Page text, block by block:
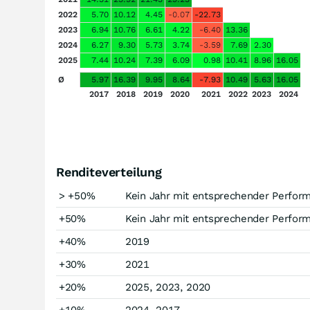
2022
5.70 10.12 4.45 -0.07 -22.73
2023
6.94 10.76 6.61 4.22 -6.40 13.36
2024
6.27 9.30 5.73 3.74 -3.59 7.69
2.30
2025
7.44 10.24 7.39 6.09 0.98 10.41 8.96 16.05
Ø
5.97 16.39 9.95 8.64 -7.93 10.49 5.63 16.05
2017
2018 2019 2020 2021 2022 2023 2024
Renditeverteilung
> +50%
Kein Jahr mit entsprechender
+50%
Kein Jahr mit entsprechender
+40%
2019
+30%
2021
+20%
2025, 2023, 2020